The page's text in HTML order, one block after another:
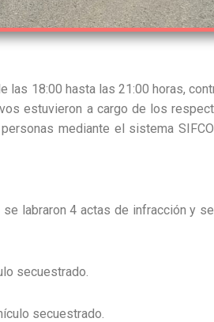
las 18:00 hasta las 21:00 horas,
estuvieron a cargo de los
mediante el sistema
labraron 4 actas de infracción y
secuestrado.
secuestrado.